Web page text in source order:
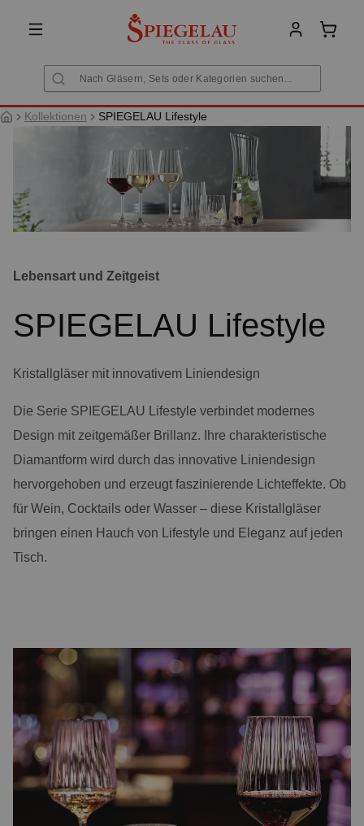
springen
Kollektionen SPIEGELAU Lifestyle
Lebensart und Zeitgeist
SPIEGELAU Lifestyle
Kristallgläser mit innovativem Liniendesign
Die Serie SPIEGELAU Lifestyle verbindet modernes
Design mit zeitgemäßer Brillanz. Ihre charakteristische
Diamantform wird durch das innovative Liniendesign
hervorgehoben und erzeugt faszinierende Lichteffekte. Ob
für Wein, Cocktails oder Wasser – diese Kristallgläser
bringen einen Hauch von Lifestyle und Eleganz auf jeden
Tisch.